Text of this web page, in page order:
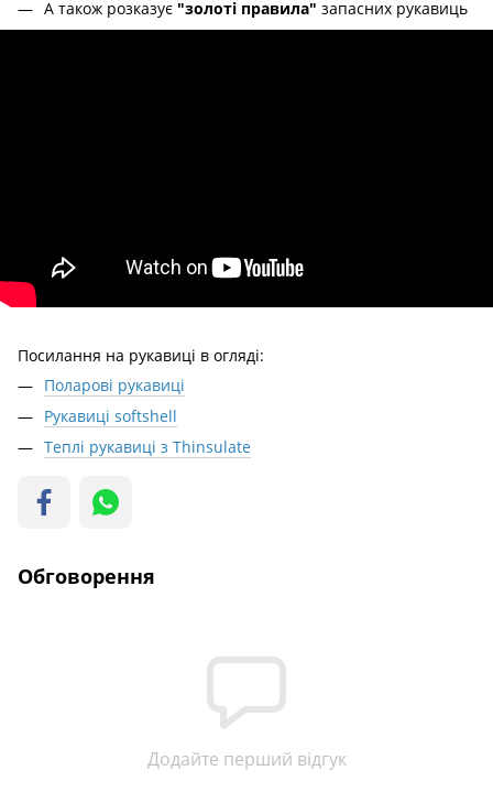
А також розказує "золоті правила" запасних рукавиць
Посилання на рукавиці в огляді:
Поларові рукавиці
Рукавиці softshell
Теплі рукавиці з Thinsulate
Обговорення
Додайте перший відгук